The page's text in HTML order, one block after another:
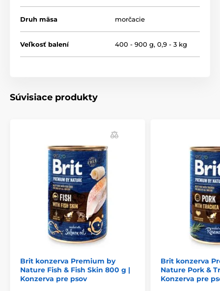
Zloženie:
Morčacie 36 %, morčací vývar 35,5 %, kuracie 22 %,
morčacia pečeň 4 %, harmanček 1 %, minerály 1 %,
lososový olej 0,5 %.
Analytické zložky:
%, hrubý popol 2,8 %, vlhkosť 78 %, vápnik 0,3 %, fosfor
0,3 %, sodík 0,5 %.
Druh mäsa morčacie
Veľkosť balení 400 - 900 g, 0,9 - 3 kg
Súvisiace produkty
Brit konzerva Premium by
Nature Fish & Fish Skin 800 g |
Konzerva pre psov
Brit konzerva
Nature Pork &
Konzerva pre